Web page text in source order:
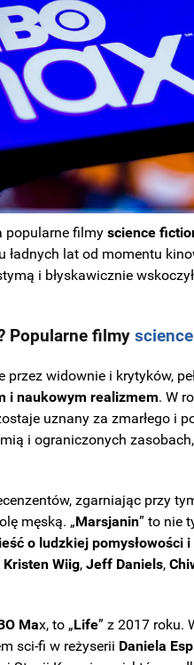
popularne filmyscience
lat od momentu
i błyskawicznie
Popularne filmy
przez widownie i krytyków,
i naukowym realizmem. W
uznany za zmarłego i
i ograniczonych
zgarniając przy
męską. „Marsjanin” to nie
o ludzkiej pomysłowości
Kristen Wiig,Jeff Daniels,
Max, to „Life” z 2017 roku.
sci-fi w reżyserii Daniela